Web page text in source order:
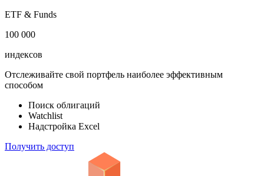
ETF & Funds
100 000
индексов
Отслеживайте свой портфель наиболее эффективным
способом
Поиск облигаций
Watchlist
Надстройка Excel
Получить доступ